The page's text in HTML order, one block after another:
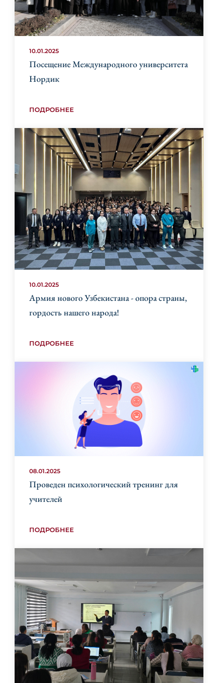
10.01.2025
Посещение Международного университета
Нордик
ПОДРОБНЕЕ
10.01.2025
Армия нового Узбекистана - опора страны,
гордость нашего народа!
ПОДРОБНЕЕ
08.01.2025
Проведен психологический тренинг для
учителей
ПОДРОБНЕЕ